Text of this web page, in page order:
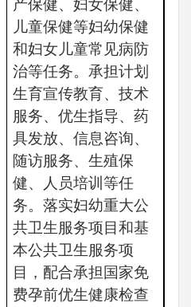
产保健、妇女保健、
儿童保健等妇幼保健
和妇女儿童常见病防
治等任务。承担计划
生育宣传教育、技术
服务、优生指导、药
具发放、信息咨询、
随访服务、生殖保
健、人员培训等任
务。落实妇幼重大公
共卫生服务项目和基
本公共卫生服务项
目，配合承担国家免
费孕前优生健康检查